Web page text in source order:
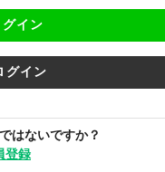
イン
グイン
はないですか？
登録